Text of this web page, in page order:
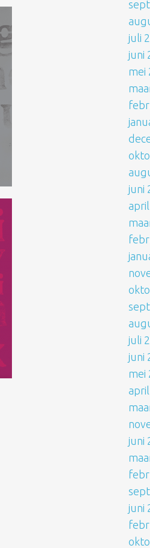
juli
juni
mei
juni
juli
juni
mei
juni
juni